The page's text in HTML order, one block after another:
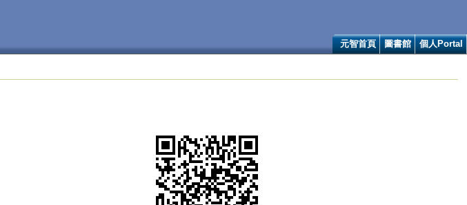
元智首頁 圖書館 個人Portal